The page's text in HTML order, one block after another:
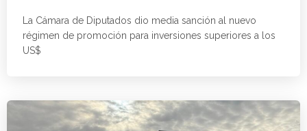
La Cámara de Diputados dio media sanción al nuevo
régimen de promoción para inversiones superiores a los
US$